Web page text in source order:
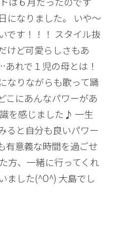
になりました。 いや〜
です！！！ スタイル抜
けど可愛らしさもあ
れで１児の母とは！
なりながらも歌って踊
こにあんなパワーがあ
を感じました♪ 一生
ると自分も良いパワー
有意義な時間を過ごせ
方、一緒に行ってくれ
ました(^O^) 大島でし